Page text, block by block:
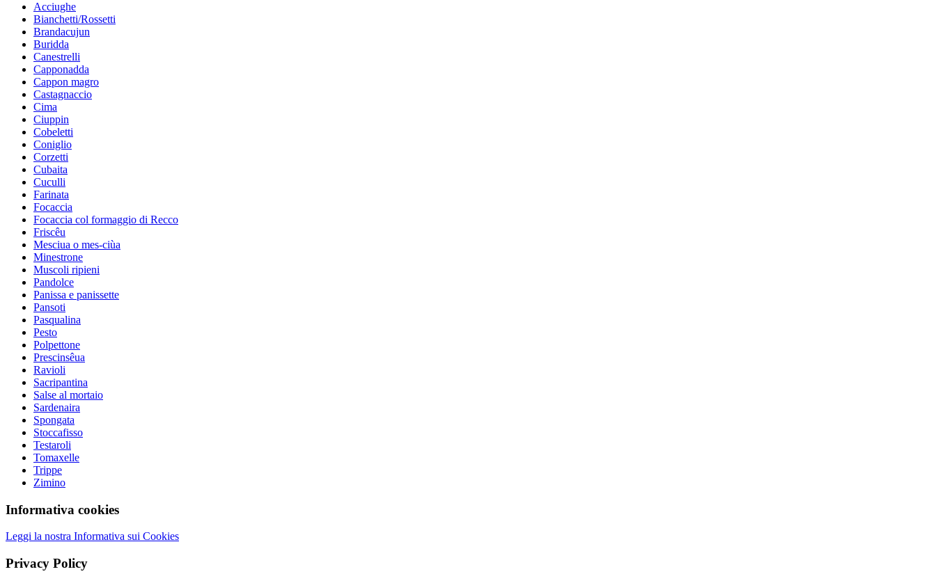
Acciughe
Bianchetti/Rossetti
Brandacujun
Buridda
Canestrelli
Capponadda
Cappon magro
Castagnaccio
Cima
Ciuppin
Cobeletti
Coniglio
Corzetti
Cubaita
Cuculli
Farinata
Focaccia
Focaccia col formaggio di Recco
Friscêu
Mesciua o mes-ciùa
Minestrone
Muscoli ripieni
Pandolce
Panissa e panissette
Pansoti
Pasqualina
Pesto
Polpettone
Prescinsêua
Ravioli
Sacripantina
Salse al mortaio
Sardenaira
Spongata
Stoccafisso
Testaroli
Tomaxelle
Trippe
Zimino
Informativa cookies
Leggi la nostra Informativa sui Cookies
Privacy Policy